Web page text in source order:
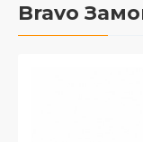
Bravo